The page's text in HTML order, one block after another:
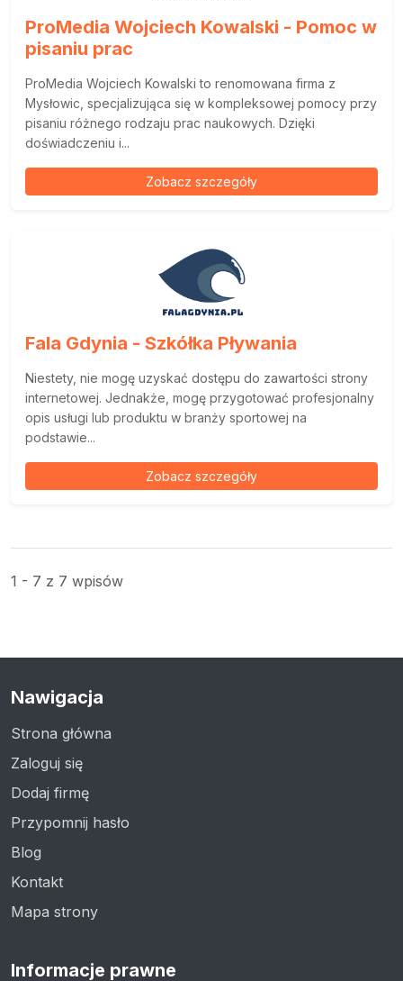
ProMedia Wojciech Kowalski - Pomoc w
pisaniu prac
ProMedia Wojciech Kowalski to renomowana firma z
Mysłowic, specjalizująca się w kompleksowej pomocy przy
pisaniu różnego rodzaju prac naukowych. Dzięki
doświadczeniu i...
Zobacz szczegóły
Fala Gdynia - Szkółka Pływania
Niestety, nie mogę uzyskać dostępu do zawartości strony
internetowej. Jednakże, mogę przygotować profesjonalny
opis usługi lub produktu w branży sportowej na
podstawie...
Zobacz szczegóły
1 - 7 z 7 wpisów
Nawigacja
Strona główna
Zaloguj się
Dodaj firmę
Przypomnij hasło
Blog
Kontakt
Mapa strony
Informacje prawne